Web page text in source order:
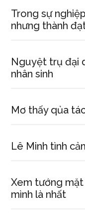
Trong sự
nhưng thành
Nguyệt trụ đại
nhân sinh
Mơ thấy qủa
Lê Minh tình
Xem tướng
mình là nhất